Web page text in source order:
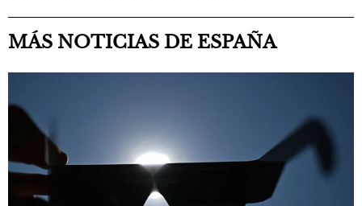
MÁS NOTICIAS DE ESPAÑA